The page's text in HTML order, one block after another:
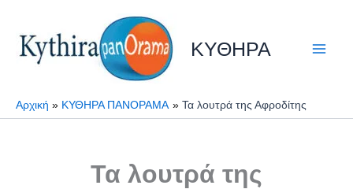
στο
περιεχόμενο
ΚΥΘΗΡΑ
Αρχική ΚΥΘΗΡΑ ΠΑΝΟΡΑΜΑ Τα λουτρά της Αφροδίτης
Τα λουτρά της